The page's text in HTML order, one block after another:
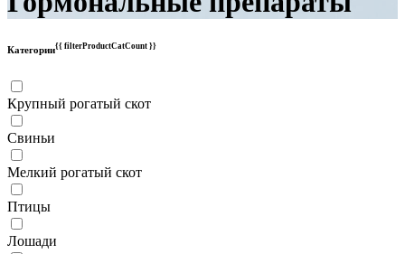
Категории{{ filterProductCatCount }}
Крупный рогатый скот
Свиньи
Мелкий рогатый скот
Птицы
Лошади